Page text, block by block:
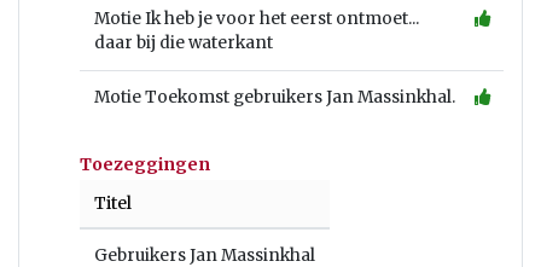
Motie Ik heb je voor het eerst ontmoet...
daar bij die waterkant
Motie Toekomst gebruikers Jan Massinkhal.
Toezeggingen
Titel
Gebruikers Jan Massinkhal